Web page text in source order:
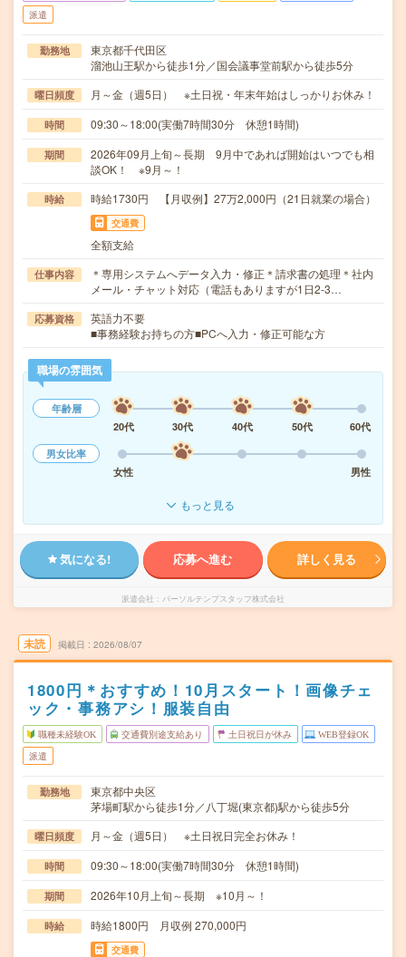
派遣
勤務地
東京都千代田区
溜池山王駅から徒歩1分／国会議事堂前駅から徒歩5分
曜日頻度 月～金（週5日） ※土日祝・年末年始はしっかりお休み！
時間 09:30～18:00(実働7時間30分 休憩1時間)
期間
2026年09月上旬～長期 9月中であれば開始はいつでも相
談OK！ ※9月～！
時給 時給1730円 【月収例】27万2,000円（21日就業の場合）
交通費
全額支給
仕事内容
＊専用システムへデータ入力・修正＊請求書の処理＊社内
メール・チャット対応（電話もありますが1日2-3…
応募資格
英語力不要
■事務経験お持ちの方■PCへ入力・修正可能な方
職場の雰囲気
年齢層
20代
30代 40代 50代
60代
男女比率
女性
男性
もっと見る
気になる! 応募へ進む 詳しく見る
派遣会社 パーソルテンプスタッフ株式会社
未読 掲載日 2026/08/07
1800円＊おすすめ！10月スタート！画像チェ
ック・事務アシ！服装自由
職種未経験OK 交通費別途支給あり 土日祝日が休み WEB登録OK
派遣
勤務地
東京都中央区
茅場町駅から徒歩1分／八丁堀(東京都)駅から徒歩5分
曜日頻度 月～金（週5日） ※土日祝日完全お休み！
時間 09:30～18:00(実働7時間30分 休憩1時間)
期間 2026年10月上旬～長期 ※10月～！
時給 時給1800円 月収例 270,000円
交通費